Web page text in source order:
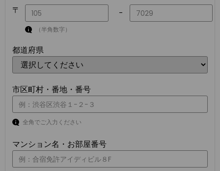
〒 -
（半角数字）
都道府県
市区町村・番地・番号
全角でご入力ください
マンション名・お部屋番号